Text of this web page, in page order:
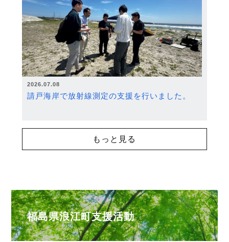
2026.07.08
請戸海岸で放射線測定の支援を行いました。
もっと見る
福島県浪江町支援活動